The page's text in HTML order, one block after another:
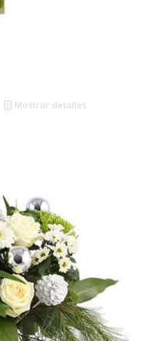
Mostrar detalles